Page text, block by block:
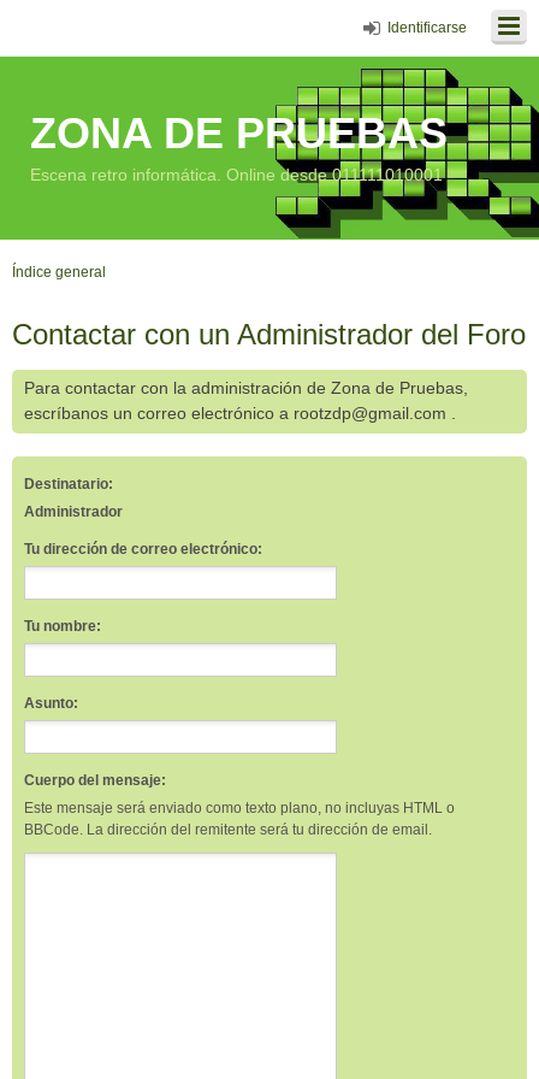
Identificarse
ZONA DE PRUEBAS
Escena retro informática. Online desde 011111010001
Índice general
Contactar con un Administrador del Foro
Para contactar con la administración de Zona de Pruebas,
escríbanos un correo electrónico a rootzdp@gmail.com .
Destinatario:
Administrador
Tu dirección de correo electrónico:
Tu nombre:
Asunto:
Cuerpo del mensaje:
Este mensaje será enviado como texto plano, no incluyas HTML o
BBCode. La dirección del remitente será tu dirección de email.